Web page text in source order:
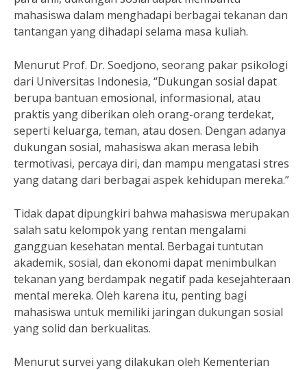
mahasiswa dalam menghadapi berbagai tekanan dan
tantangan yang dihadapi selama masa kuliah.
Menurut Prof. Dr. Soedjono, seorang pakar psikologi
dari Universitas Indonesia, “Dukungan sosial dapat
berupa bantuan emosional, informasional, atau
praktis yang diberikan oleh orang-orang terdekat,
seperti keluarga, teman, atau dosen. Dengan adanya
dukungan sosial, mahasiswa akan merasa lebih
termotivasi, percaya diri, dan mampu mengatasi stres
yang datang dari berbagai aspek kehidupan mereka.”
Tidak dapat dipungkiri bahwa mahasiswa merupakan
salah satu kelompok yang rentan mengalami
gangguan kesehatan mental. Berbagai tuntutan
akademik, sosial, dan ekonomi dapat menimbulkan
tekanan yang berdampak negatif pada kesejahteraan
mental mereka. Oleh karena itu, penting bagi
mahasiswa untuk memiliki jaringan dukungan sosial
yang solid dan berkualitas.
Menurut survei yang dilakukan oleh Kementerian